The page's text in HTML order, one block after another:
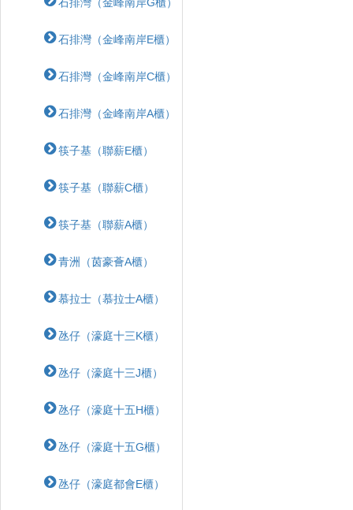
石排灣（金峰南岸E櫃）
石排灣（金峰南岸C櫃）
石排灣（金峰南岸A櫃）
筷子基（聯薪E櫃）
筷子基（聯薪C櫃）
筷子基（聯薪A櫃）
青洲（茵豪薈A櫃）
慕拉士（慕拉士A櫃）
氹仔（濠庭十三K櫃）
氹仔（濠庭十三J櫃）
氹仔（濠庭十五H櫃）
氹仔（濠庭十五G櫃）
氹仔（濠庭都會E櫃）